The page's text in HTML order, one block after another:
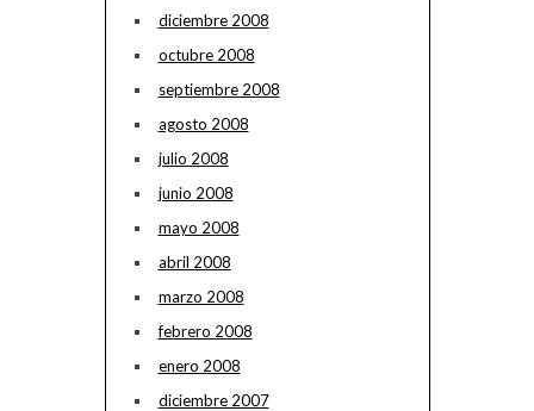
diciembre 2008
octubre 2008
septiembre 2008
agosto 2008
julio 2008
junio 2008
mayo 2008
abril 2008
marzo 2008
febrero 2008
enero 2008
diciembre 2007